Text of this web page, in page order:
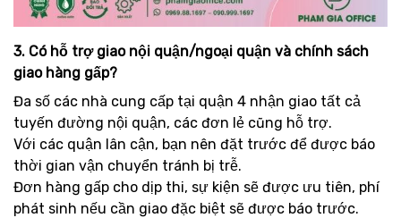
3. Có hỗ trợ giao nội quận/ngoại quận và chính sách
giao hàng gấp?
Đa số các nhà cung cấp tại quận 4 nhận giao tất cả
tuyến đường nội quận, các đơn lẻ cũng hỗ trợ.
Với các quận lân cận, bạn nên đặt trước để được báo
thời gian vận chuyển tránh bị trễ.
Đơn hàng gấp cho dịp thi, sự kiện sẽ được ưu tiên, phí
phát sinh nếu cần giao đặc biệt sẽ được báo trước.